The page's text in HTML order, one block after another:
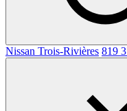
Nissan Trois-Rivières 819